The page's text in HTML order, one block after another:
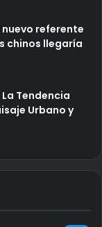
nuevo referente
chinos llegaría
Tendencia
Urbano y